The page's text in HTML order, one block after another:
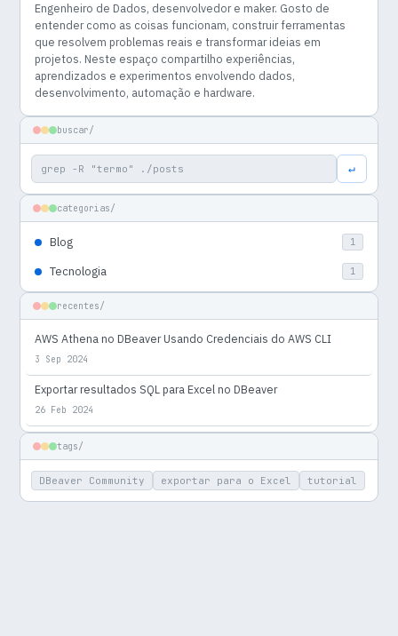
Engenheiro de Dados, desenvolvedor e maker. Gosto de
entender como as coisas funcionam, construir ferramentas
que resolvem problemas reais e transformar ideias em
projetos. Neste espaço compartilho experiências,
aprendizados e experimentos envolvendo dados,
desenvolvimento, automação e hardware.
buscar/
Buscar por: ↵
categorias/
Blog 1
Tecnologia 1
recentes/
AWS Athena no DBeaver Usando Credenciais do AWS CLI
3 Sep 2024
Exportar resultados SQL para Excel no DBeaver
26 Feb 2024
tags/
DBeaver Community exportar para o Excel tutorial